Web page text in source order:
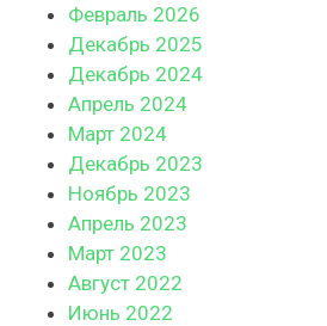
Февраль 2026
Декабрь 2025
Декабрь 2024
Апрель 2024
Март 2024
Декабрь 2023
Ноябрь 2023
Апрель 2023
Март 2023
Август 2022
Июнь 2022